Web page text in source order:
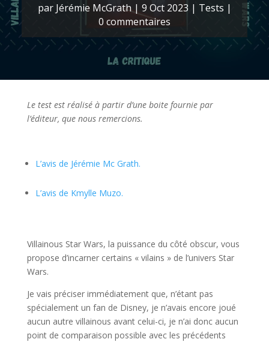
par Jérémie McGrath| 9 Oct 2023 | Tests |
0 commentaires
Le test est réalisé à partir d’une boite fournie par
l’éditeur, que nous remercions.
L’avis de Jérémie Mc Grath.
L’avis de Kmylle Muzo.
Villainous Star Wars, la puissance du côté obscur, vous
propose d’incarner certains « vilains » de l’univers Star
Wars.
Je vais préciser immédiatement que, n’étant pas
spécialement un fan de Disney, je n’avais encore joué
aucun autre villainous avant celui-ci, je n’ai donc aucun
point de comparaison possible avec les précédents